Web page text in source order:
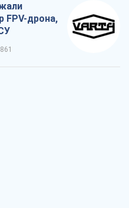
FPV-дрона,
861